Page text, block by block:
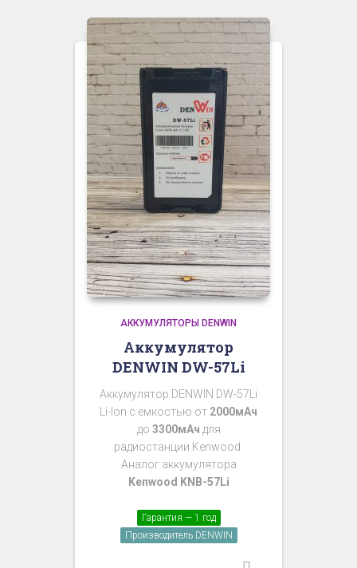
АККУМУЛЯТОРЫ DENWIN
Аккумулятор
DENWIN DW-57Li
Аккумулятор DENWIN DW-57Li
Li-Ion с емкостью от 2000мАч
до 3300мАч для
радиостанции Kenwood.
Аналог аккумулятора
Kenwood KNB-57Li
Гарантия — 1 год
Производитель DENWIN